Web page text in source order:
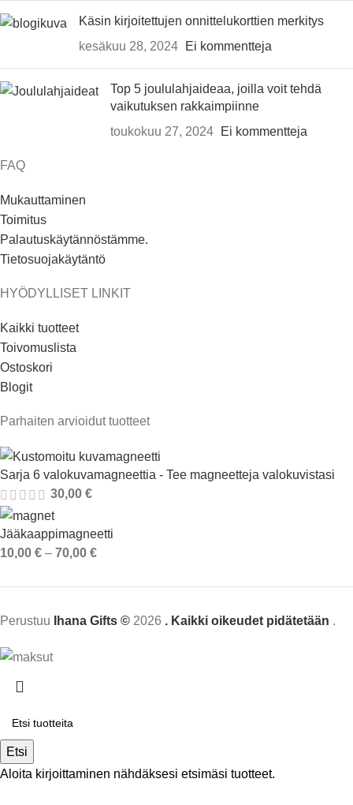
Käsin kirjoitettujen onnittelukorttien merkitys
kesäkuu 28, 2024
Ei kommentteja
Top 5 joululahjaideaa, joilla voit tehdä
vaikutuksen rakkaimpiinne
toukokuu 27, 2024
Ei kommentteja
FAQ
Mukauttaminen
Toimitus
Palautuskäytännöstämme.
Tietosuojakäytäntö
HYÖDYLLISET LINKIT
Kaikki tuotteet
Toivomuslista
Ostoskori
Blogit
Parhaiten arvioidut tuotteet
Sarja 6 valokuvamagneettia - Tee magneetteja valokuvistasi
30,00 €
Jääkaappimagneetti
10,00 € – 70,00 €
Perustuu Ihana Gifts © 2026 . Kaikki oikeudet pidätetään .
Etsi
Aloita kirjoittaminen nähdäksesi etsimäsi tuotteet.